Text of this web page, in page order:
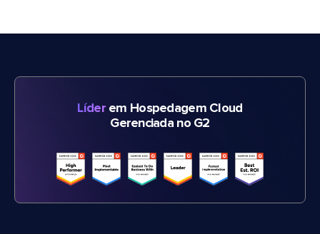
Líderem Hospedagem Cloud
Gerenciada no G2